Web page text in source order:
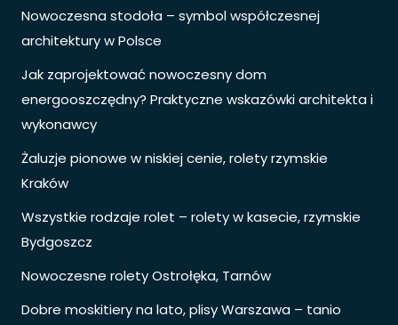
Nowoczesna stodoła – symbol współczesnej
architektury w Polsce
Jak zaprojektować nowoczesny dom
energooszczędny? Praktyczne wskazówki architekta i
wykonawcy
Żaluzje pionowe w niskiej cenie, rolety rzymskie
Kraków
Wszystkie rodzaje rolet – rolety w kasecie, rzymskie
Bydgoszcz
Nowoczesne rolety Ostrołęka, Tarnów
Dobre moskitiery na lato, plisy Warszawa – tanio